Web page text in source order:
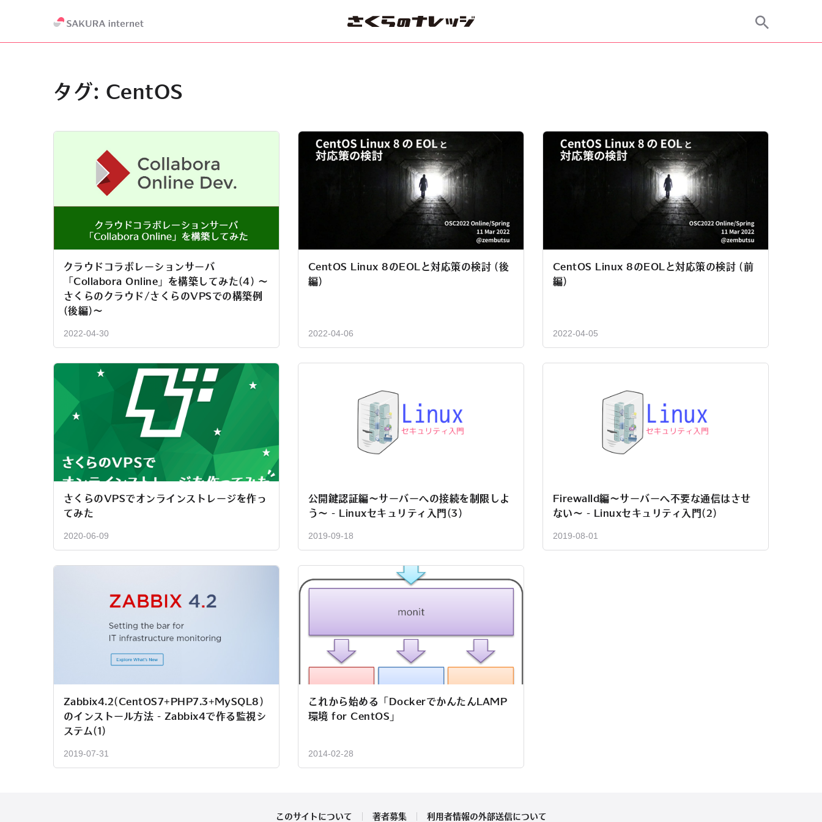
タグ: CentOS
クラウドコラボレーションサーバ
「Collabora Online」を構築してみた(4) 〜
さくらのクラウド/さくらのVPSでの構築例
(後編)〜
2022-04-30
CentOS Linux 8のEOLと対応策の検討 (後
編)
2022-04-06
CentOS Linux 8のEOLと対応策の検討 (前
編)
2022-04-05
さくらのVPSでオンラインストレージを作っ
てみた
2020-06-09
公開鍵認証編～サーバーへの接続を制限しよ
う～ - Linuxセキュリティ入門(3)
2019-09-18
Firewalld編～サーバーへ不要な通信はさせ
ない～ - Linuxセキュリティ入門(2)
2019-08-01
Zabbix4.2(CentOS7+PHP7.3+MySQL8)
のインストール方法 - Zabbix4で作る監視シ
ステム(1)
2019-07-31
これから始める「DockerでかんたんLAMP
環境 for CentOS」
2014-02-28
このサイトについて 著者募集 利用者情報の外部送信について